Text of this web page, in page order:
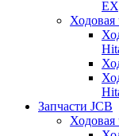
Ходовая
Запчасти JCB
Ходовая